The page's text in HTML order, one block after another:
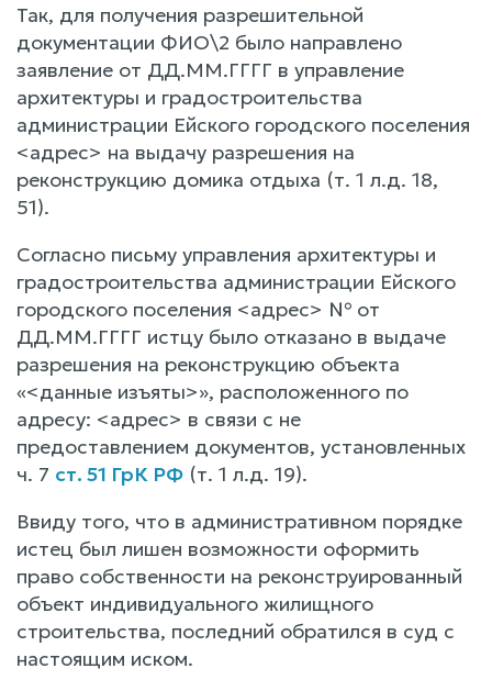
Так, для получения разрешительной
документации ФИО\2 было направлено
заявление от ДД.ММ.ГГГГ в управление
архитектуры и градостроительства
администрации Ейского городского поселения
<адрес> на выдачу разрешения на
реконструкцию домика отдыха (т. 1 л.д. 18,
51).
Согласно письму управления архитектуры и
градостроительства администрации Ейского
городского поселения <адрес> № от
ДД.ММ.ГГГГ истцу было отказано в выдаче
разрешения на реконструкцию объекта
«<данные изъяты>», расположенного по
адресу: <адрес> в связи с не
предоставлением документов, установленных
ч. 7 ст. 51 ГрК РФ (т. 1 л.д. 19).
Ввиду того, что в административном порядке
истец был лишен возможности оформить
право собственности на реконструированный
объект индивидуального жилищного
строительства, последний обратился в суд с
настоящим иском.